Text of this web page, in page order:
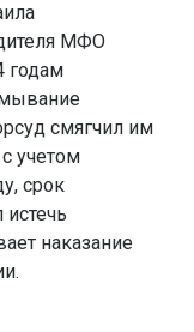
МФО
годам
смягчил им
учетом
срок
наказание